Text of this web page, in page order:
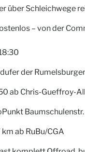
über Schleichwege
– von der
der
ab Chris-Gueffroy-
Baumschulenstr.
ab RuBu/CGA